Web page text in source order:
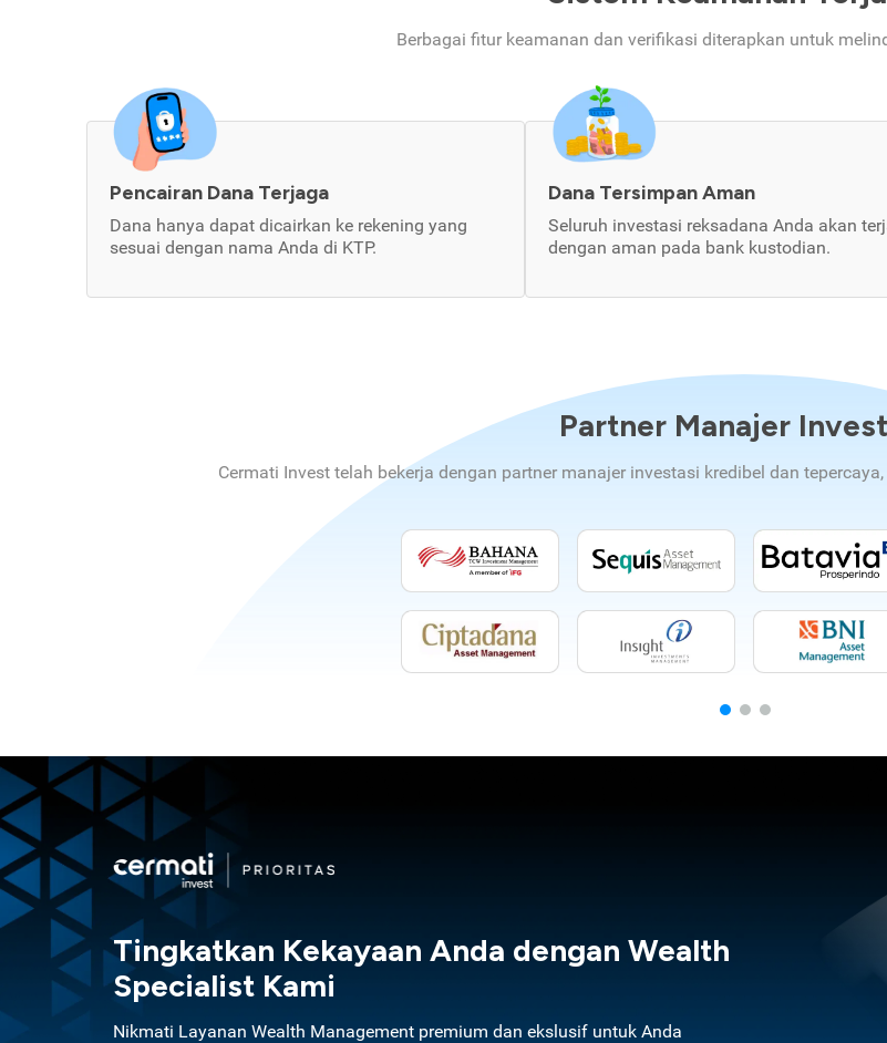
Berbagai fitur keamanan dan verifikasi diterapkan untuk
Pencairan Dana Terjaga
Dana hanya dapat dicairkan ke rekening yang
sesuai dengan nama Anda di KTP.
Dana Tersimpan Aman
Seluruh investasi reksadana Anda akan
dengan aman pada bank kustodian.
Partner Manajer
Cermati Invest telah bekerja dengan partner manajer investasi kredibel dan
Tingkatkan Kekayaan Anda dengan Wealth
Specialist Kami
Nikmati Layanan Wealth Management premium dan ekslusif untuk Anda